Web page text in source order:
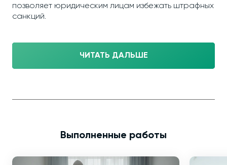
позволяет юридическим лицам избежать штрафных
санкций.
ЧИТАТЬ ДАЛЬШЕ
Выполненные работы